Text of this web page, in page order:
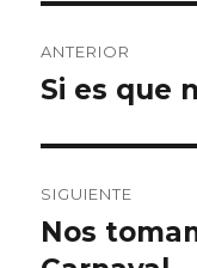
de
ANTERIOR
Entrada
Si es que
SIGUIENTE
Entrada
Nos